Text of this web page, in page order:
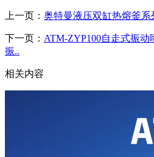
上一页： 奥特曼液压双缸热熔釜
下一页： ATM-ZYP100自走式振动
振..
相关内容